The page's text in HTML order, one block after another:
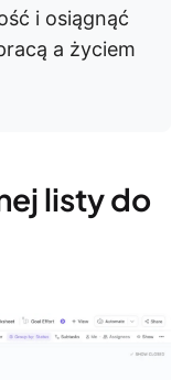
i osiągnąć
a życiem
listy do